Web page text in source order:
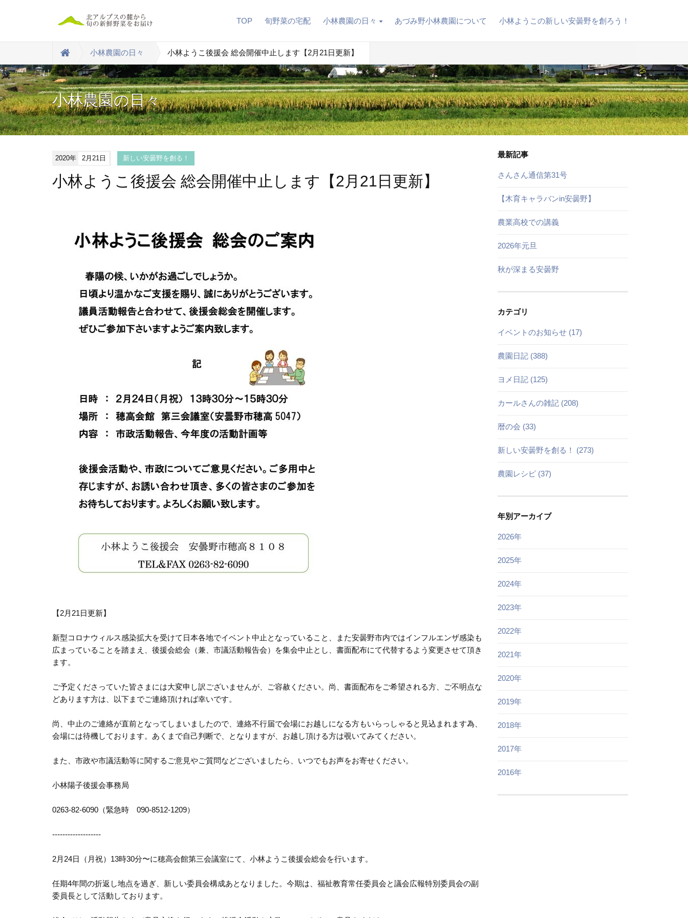
TOP 旬野菜の宅配 小林農園の日々 あづみ野小林農園について 小林ようこの新しい安曇野を創ろう！
小林農園の日々 小林ようこ後援会 総会開催中止します【2月21日更新】
小林農園の日々
2020年 2月21日 新しい安曇野を創る！
小林ようこ後援会 総会開催中止します【2月21日更新】
【2月21日更新】
新型コロナウィルス感染拡大を受けて日本各地でイベント中止となっていること、また安曇野市内ではインフルエンザ感染も
広まっていることを踏まえ、後援会総会（兼、市議活動報告会）を集会中止とし、書面配布にて代替するよう変更させて頂き
ます。
ご予定くださっていた皆さまには大変申し訳ございませんが、ご容赦ください。尚、書面配布をご希望される方、ご不明点な
どあります方は、以下までご連絡頂ければ幸いです。
尚、中止のご連絡が直前となってしまいましたので、連絡不行届で会場にお越しになる方もいらっしゃると見込まれます為、
会場には待機しております。あくまで自己判断で、となりますが、お越し頂ける方は覗いてみてください。
また、市政や市議活動等に関するご意見やご質問などございましたら、いつでもお声をお寄せください。
小林陽子後援会事務局
0263-82-6090（緊急時 090-8512-1209）
-------------------
2月24日（月祝）13時30分〜に穂高会館第三会議室にて、小林ようこ後援会総会を行います。
任期4年間の折返し地点を過ぎ、新しい委員会構成あとなりました。今期は、福祉教育常任委員会と議会広報特別委員会の副
委員長として活動しております。
最新記事
さんさん通信第31号
【木育キャラバンin安曇野】
農業高校での講義
2026年元旦
秋が深まる安曇野
カテゴリ
イベントのお知らせ (17)
農園日記 (388)
ヨメ日記 (125)
カールさんの雑記 (208)
暦の会 (33)
新しい安曇野を創る！ (273)
農園レシピ (37)
年別アーカイブ
2026年
2025年
2024年
2023年
2022年
2021年
2020年
2019年
2018年
2017年
2016年